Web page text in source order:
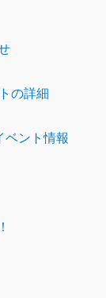
の詳細
ベント情報